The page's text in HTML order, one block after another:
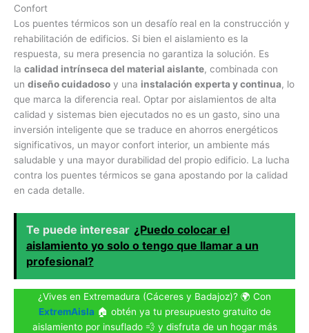
Confort
Los puentes térmicos son un desafío real en la construcción y
rehabilitación de edificios. Si bien el aislamiento es la
respuesta, su mera presencia no garantiza la solución. Es
la calidad intrínseca del material aislante, combinada con
un diseño cuidadoso y una instalación experta y continua, lo
que marca la diferencia real. Optar por aislamientos de alta
calidad y sistemas bien ejecutados no es un gasto, sino una
inversión inteligente que se traduce en ahorros energéticos
significativos, un mayor confort interior, un ambiente más
saludable y una mayor durabilidad del propio edificio. La lucha
contra los puentes térmicos se gana apostando por la calidad
en cada detalle.
Te puede interesar ¿Puedo colocar el
aislamiento yo solo o tengo que llamar a un
profesional?
¿Vives en Extremadura (Cáceres y Badajoz)? 🌍 Con
ExtremAisla 🏠 obtén ya tu presupuesto gratuito de
aislamiento por insuflado 💨 y disfruta de un hogar más